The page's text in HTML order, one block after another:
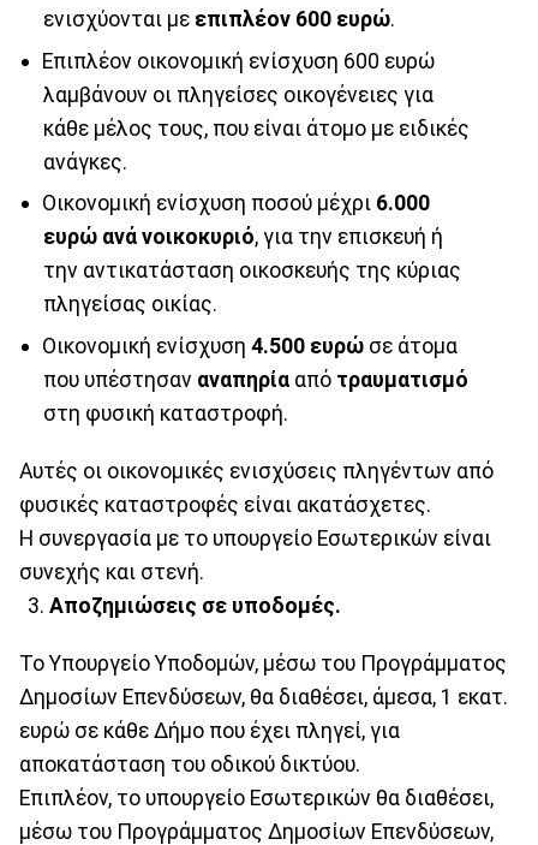
ενισχύονται με επιπλέον 600 ευρώ.
Επιπλέον οικονομική ενίσχυση 600 ευρώ
λαμβάνουν οι πληγείσες οικογένειες για
κάθε μέλος τους, που είναι άτομο με ειδικές
ανάγκες.
Οικονομική ενίσχυση ποσού μέχρι 6.000
ευρώ ανά νοικοκυριό, για την επισκευή ή
την αντικατάσταση οικοσκευής της κύριας
πληγείσας οικίας.
Οικονομική ενίσχυση 4.500 ευρώσε άτομα
που υπέστησαν αναπηρίααπό τραυματισμό
στη φυσική καταστροφή.
Αυτές οι οικονομικές ενισχύσεις πληγέντων από
φυσικές καταστροφές είναι ακατάσχετες.
Η συνεργασία με το υπουργείο Εσωτερικών είναι
συνεχής και στενή.
Αποζημιώσεις σε υποδομές.
Το Υπουργείο Υποδομών, μέσω του Προγράμματος
Δημοσίων Επενδύσεων, θα διαθέσει, άμεσα, 1 εκατ.
ευρώ σε κάθε Δήμο που έχει πληγεί, για
αποκατάσταση του οδικού δικτύου.
Επιπλέον, το υπουργείο Εσωτερικών θα διαθέσει,
μέσω του Προγράμματος Δημοσίων Επενδύσεων,